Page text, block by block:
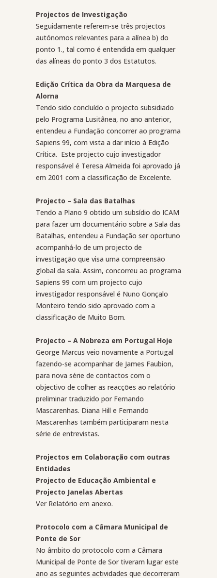
Projectos de Investigação
Seguidamente referem-se três projectos
autónomos relevantes para a alínea b) do
ponto 1., tal como é entendida em qualquer
das alíneas do ponto 3 dos Estatutos.
Edição Crítica da Obra da Marquesa de
Alorna
Tendo sido concluído o projecto subsidiado
pelo Programa Lusitânea, no ano anterior,
entendeu a Fundação concorrer ao programa
Sapiens 99, com vista a dar início à Edição
Crítica. Este projecto cujo investigador
responsável é Teresa Almeida foi aprovado já
em 2001 com a classificação de Excelente.
Projecto – Sala das Batalhas
Tendo a Plano 9 obtido um subsídio do ICAM
para fazer um documentário sobre a Sala das
Batalhas, entendeu a Fundação ser oportuno
acompanhá-lo de um projecto de
investigação que visa uma compreensão
global da sala. Assim, concorreu ao programa
Sapiens 99 com um projecto cujo
investigador responsável é Nuno Gonçalo
Monteiro tendo sido aprovado com a
classificação de Muito Bom.
Projecto – A Nobreza em Portugal Hoje
George Marcus veio novamente a Portugal
fazendo-se acompanhar de James Faubion,
para nova série de contactos com o
objectivo de colher as reacções ao relatório
preliminar traduzido por Fernando
Mascarenhas. Diana Hill e Fernando
Mascarenhas também participaram nesta
série de entrevistas.
Projectos em Colaboração com outras
Entidades
Projecto de Educação Ambiental e
Projecto Janelas Abertas
Ver Relatório em anexo.
Protocolo com a Câmara Municipal de
Ponte de Sor
No âmbito do protocolo com a Câmara
Municipal de Ponte de Sor tiveram lugar este
ano as seguintes actividades que decorreram